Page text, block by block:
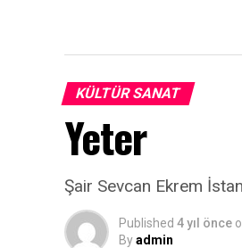
KÜLTÜR SANAT
Yeter
Şair Sevcan Ekrem
Published 4 yıl önce
Byadmin